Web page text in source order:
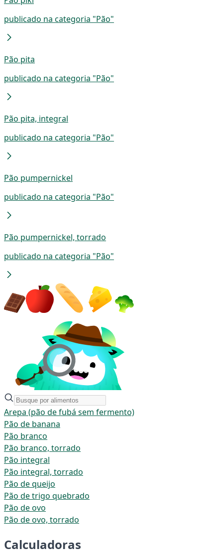
publicado na categoria "Pão"
Pão pita
publicado na categoria "Pão"
Pão pita, integral
publicado na categoria "Pão"
Pão pumpernickel
publicado na categoria "Pão"
Pão pumpernickel, torrado
publicado na categoria "Pão"
Arepa (pão de fubá sem fermento)
Pão de banana
Pão branco
Pão branco, torrado
Pão integral
Pão integral, torrado
Pão de queijo
Pão de trigo quebrado
Pão de ovo
Pão de ovo, torrado
Calculadoras